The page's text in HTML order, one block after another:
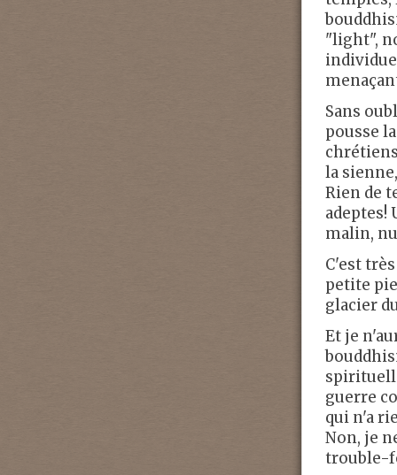
"light",
Sans
pousse
la
Rien de
adeptes!
malin,
C'est
petite
glacier
Et je
guerre
qui n'a
Non, je
trouble-